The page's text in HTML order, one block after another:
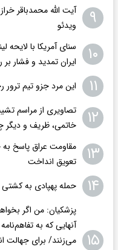
۹
آیت الله محمدباقر
ویدئو
۱۰
سنای آمریکا با
ایران تمدید و فشار
۱۱ این مرد جزو تیم
۱۲
تصاویری از مراسم
خاتمی، ظریف و دیگر
۱۳
مقاومت عراق پاسخ
تعویق انداخت
۱۴ حمله پهپادی به کشتی
۱۵
پزشکیان: من اگر
آنهایی که به
می‌زنند/ برای جهالت